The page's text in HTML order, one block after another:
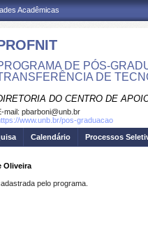
Acadêmicas
DE PÓS-
DE
DO CENTRO DE
mail: pbarboni@unb.br
www.unb.br/pos-graduacao
Calendário Processos
Oliveira
pelo programa.